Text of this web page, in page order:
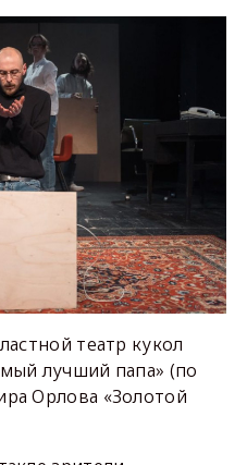
театр кукол
лучший папа» (по
Орлова «Золотой